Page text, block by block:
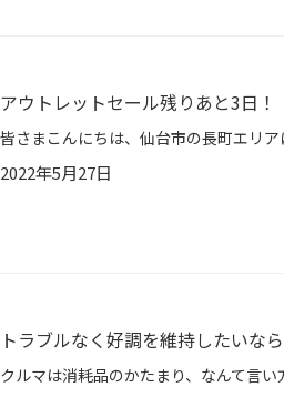
アウトレットセール残りあと3日！
2022年5月27日
トラブルなく好調を維持したいな